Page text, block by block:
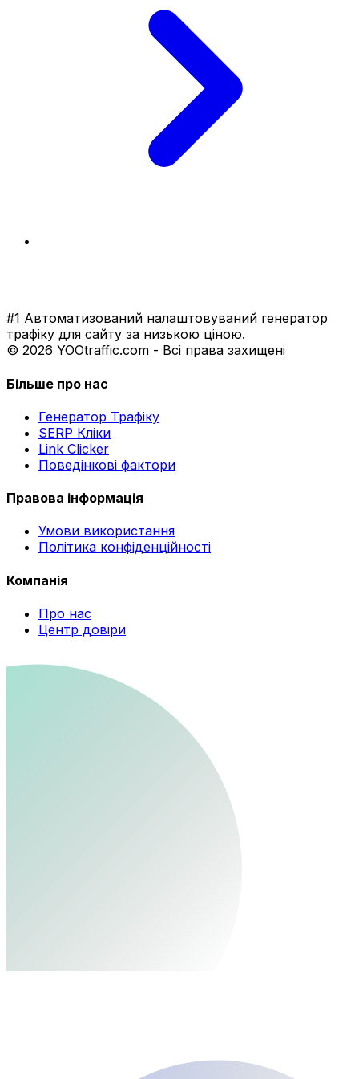
#1 Автоматизований налаштовуваний генератор
трафіку для сайту за низькою ціною.
© 2026 YOOtraffic.com - Всі права захищені
Більше про нас
Генератор Трафіку
SERP Кліки
Link Clicker
Поведінкові фактори
Правова інформація
Умови використання
Політика конфіденційності
Компанія
Про нас
Центр довіри